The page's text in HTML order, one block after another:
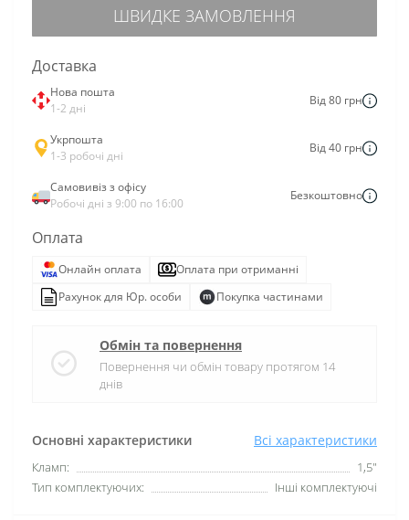
Основні характеристики Всі характеристики
Кламп:
1,5"
Тип комплектуючих:
Інші комплектуючі
ШВИДКЕ ЗАМОВЛЕННЯ
Доставка
Нова пошта
1-2 дні
Від 80 грн
Укрпошта
1-3 робочі дні
Від 40 грн
Самовивіз з офісу
Робочі дні з 9:00 по 16:00
Безкоштовно
Оплата
Онлайн оплата
Оплата при отриманні
Рахунок для Юр. особи
Покупка частинами
Обмін та повернення
Повернення чи обмін товару протягом 14
днів